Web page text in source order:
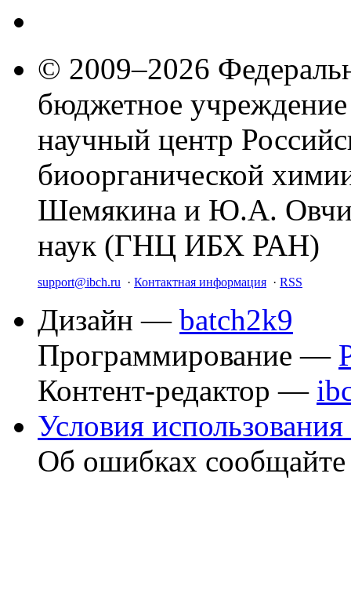
© 2009–2026
бюджетное
научный центр
биоорганической
Шемякина и Ю.А.
наук (ГНЦ ИБХ РАН)
support@ibch.ru · Контактная информация · RSS
Дизайн — batch2k9
Программирование —
Контент-редактор —
Условия использования
Об ошибках